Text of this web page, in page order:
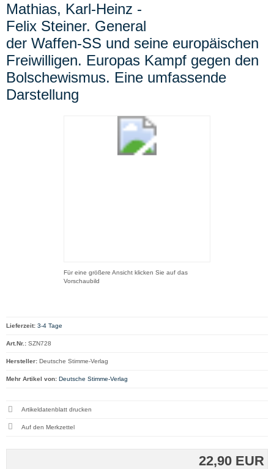
Mathias, Karl-Heinz -
Felix Steiner. General
der Waffen-SS und seine europäischen
Freiwilligen. Europas Kampf gegen den
Bolschewismus. Eine umfassende
Darstellung
Für eine größere Ansicht klicken Sie auf das
Vorschaubild
22,90 EUR
Lieferzeit: 3-4 Tage
Art.Nr.: SZN728
Hersteller: Deutsche Stimme-Verlag
Mehr Artikel von: Deutsche Stimme-Verlag
Artikeldatenblatt drucken